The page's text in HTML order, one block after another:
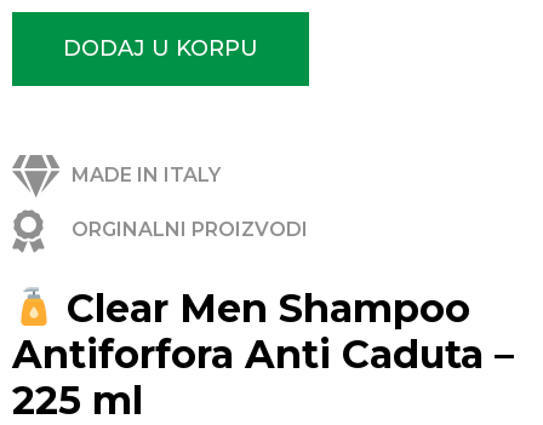
DODAJ U KORPU
MADE IN ITALY
ORGINALNI PROIZVODI
Clear Men Shampoo
Antiforfora Anti Caduta –
225 ml